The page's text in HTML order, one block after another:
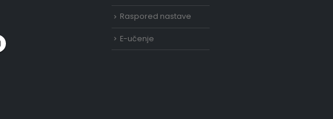
Raspored nastave
E-učenje